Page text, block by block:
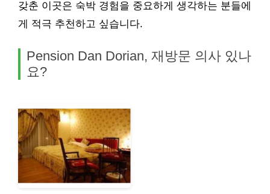
갖춘 이곳은 숙박 경험을 중요하게 생각하는 분들에
게 적극 추천하고 싶습니다.
Pension Dan Dorian, 재방문 의사 있나
요?